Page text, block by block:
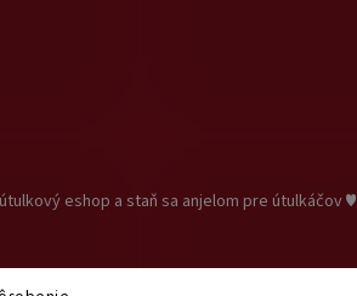
eshop a staň sa anjelom pre útulkáčov ♥